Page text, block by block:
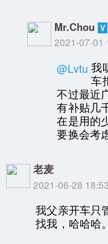
Mr.Chou
2021-07-01
@Lvtu 我
车
不过最近
有补贴几
在是用的
要换会考
老麦
2021-06-28
我父亲开车只
找我，哈哈哈。